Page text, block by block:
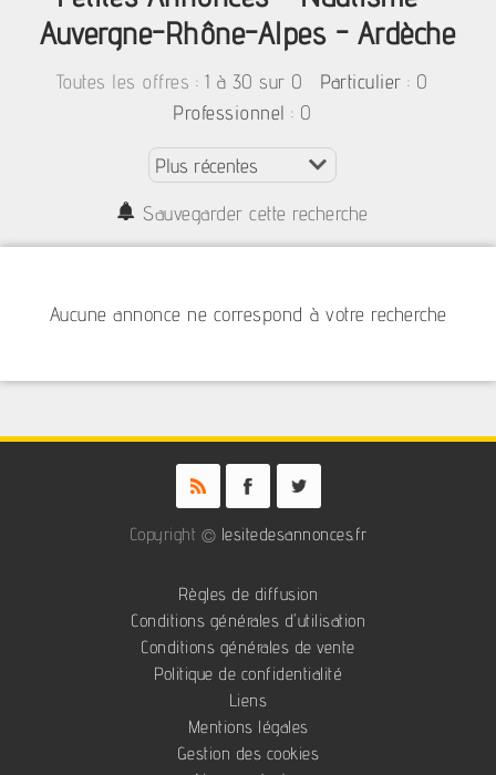
Auvergne-Rhône-Alpes - Ardèche
Toutes les offres : 1 à 30 sur 0 Particulier : 0
Professionnel : 0
Sauvegarder cette recherche
Aucune annonce ne correspond à votre recherche
Copyright © lesitedesannonces.fr
Règles de diffusion
Conditions générales d'utilisation
Conditions générales de vente
Politique de confidentialité
Liens
Mentions légales
Gestion des cookies